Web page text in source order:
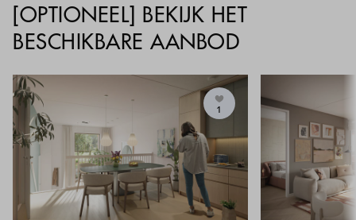
[OPTIONEEL] BEKIJK HET
BESCHIKBARE AANBOD
1